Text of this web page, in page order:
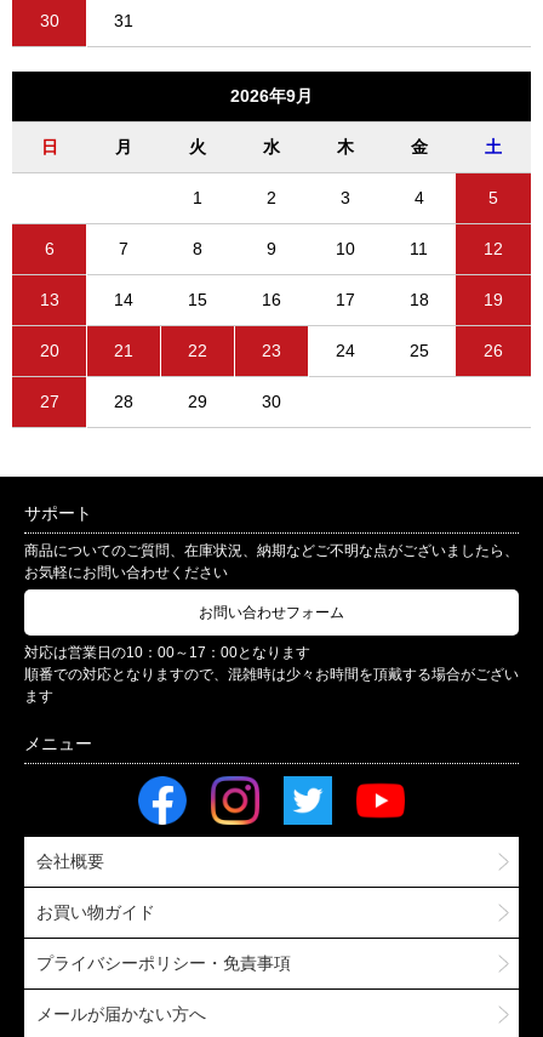
30 31
2026年9月
日 月 火 水 木 金 土
1 2 3 4 5
6 7 8 9 10 11 12
13 14 15 16 17 18 19
20 21 22 23 24 25 26
27 28 29 30
サポート
商品についてのご質問、在庫状況、納期などご不明な点がございましたら、
お気軽にお問い合わせください
お問い合わせフォーム
対応は営業日の10：00～17：00となります
順番での対応となりますので、混雑時は少々お時間を頂戴する場合がござい
ます
会社概要
お買い物ガイド
プライバシーポリシー・免責事項
メールが届かない方へ